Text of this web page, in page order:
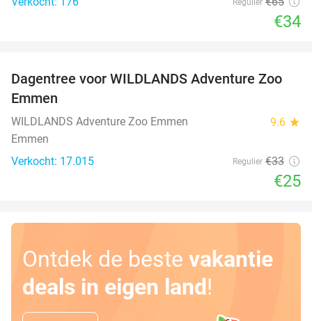
€34
24%
Dagentree voor WILDLANDS Adventure Zoo
Emmen
WILDLANDS Adventure Zoo Emmen 9.6 star
Emmen
Verkocht: 17.015
Regulier €33
€25
Ontdek de beste vakantie
deals in eigen land!